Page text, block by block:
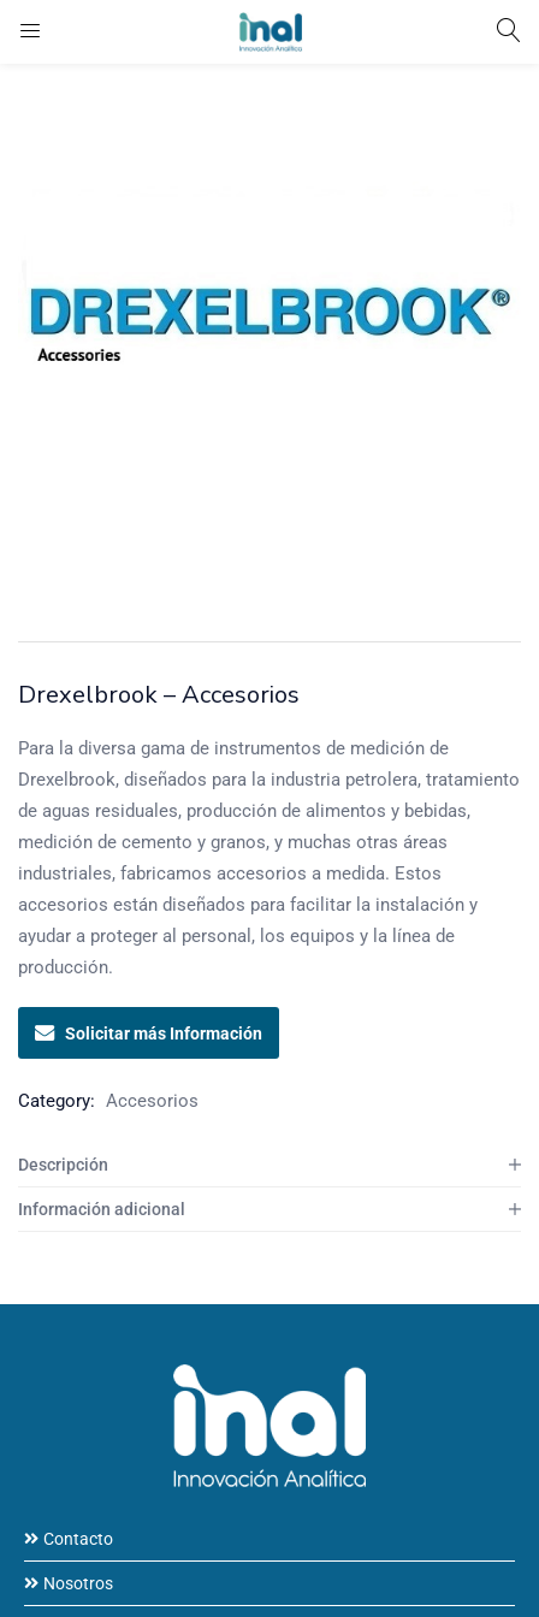
Drexelbrook – Accesorios
Para la diversa gama de instrumentos de medición de
Drexelbrook, diseñados para la industria petrolera, tratamiento
de aguas residuales, producción de alimentos y bebidas,
medición de cemento y granos, y muchas otras áreas
industriales, fabricamos accesorios a medida. Estos
accesorios están diseñados para facilitar la instalación y
ayudar a proteger al personal, los equipos y la línea de
producción.
Solicitar más Información
Category: Accesorios
Descripción
Información adicional
Contacto
Nosotros